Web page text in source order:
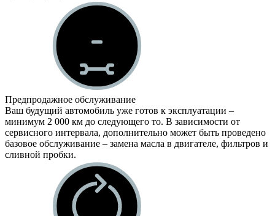
Предпродажное обслуживание
Ваш будущий автомобиль уже готов к эксплуатации –
минимум 2 000 км до следующего то. В зависимости от
сервисного интервала, дополнительно может быть проведено
базовое обслуживание – замена масла в двигателе, фильтров и
сливной пробки.